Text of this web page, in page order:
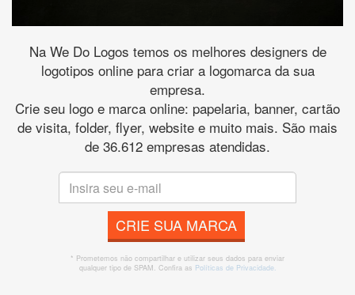
Na We Do Logos temos os melhores designers de
logotipos online para criar a logomarca da sua
empresa.
Crie seu logo e marca online: papelaria, banner, cartão
de visita, folder, flyer, website e muito mais. São mais
de 36.612 empresas atendidas.
CRIE SUA MARCA
* Prometemos não compartilhar e utilizar seus dados para enviar
qualquer tipo de SPAM. Confira as Políticas de Privacidade.